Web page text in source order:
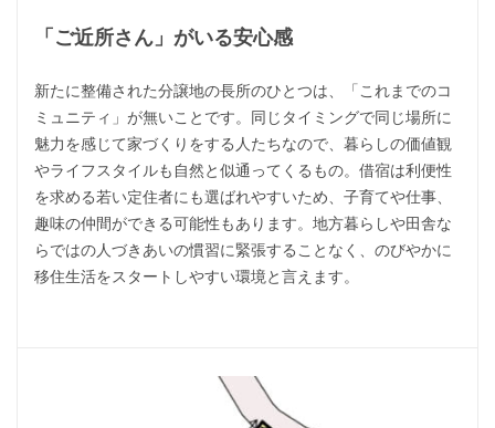
「ご近所さん」がいる安心感
新たに整備された分譲地の長所のひとつは、「これまでのコ
ミュニティ」が無いことです。同じタイミングで同じ場所に
魅力を感じて家づくりをする人たちなので、暮らしの価値観
やライフスタイルも自然と似通ってくるもの。借宿は利便性
を求める若い定住者にも選ばれやすいため、子育てや仕事、
趣味の仲間ができる可能性もあります。地方暮らしや田舎な
らではの人づきあいの慣習に緊張することなく、のびやかに
移住生活をスタートしやすい環境と言えます。